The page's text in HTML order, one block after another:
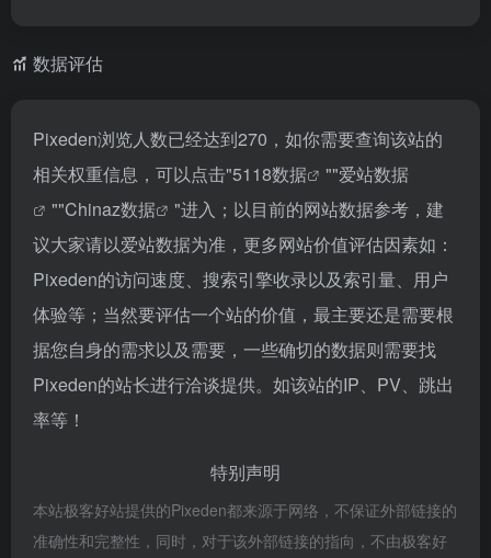
数据评估
Pixeden浏览人数已经达到270，如你需要查询该站的
相关权重信息，可以点击"5118数据 ""爱站数据
""Chinaz数据
"进入；以目前的网站数据参考，建
议大家请以爱站数据为准，更多网站价值评估因素如：
Pixeden的访问速度、搜索引擎收录以及索引量、用户
体验等；当然要评估一个站的价值，最主要还是需要根
据您自身的需求以及需要，一些确切的数据则需要找
Pixeden的站长进行洽谈提供。如该站的IP、PV、跳出
率等！
特别声明
本站极客好站提供的Pixeden都来源于网络，不保证外部链接的
准确性和完整性，同时，对于该外部链接的指向，不由极客好